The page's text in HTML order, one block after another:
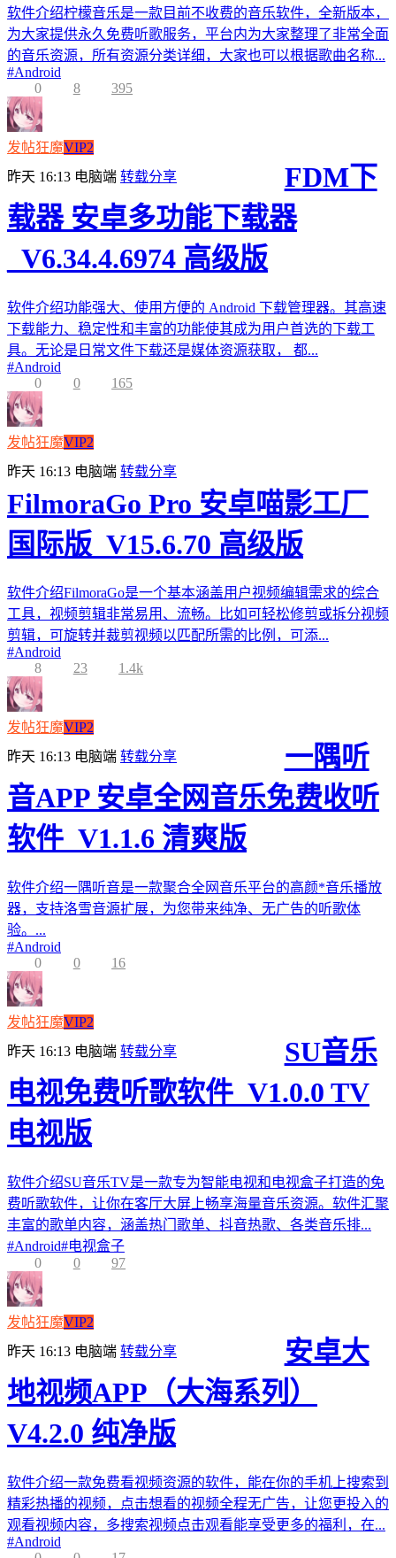
软件介绍柠檬音乐是一款目前不收费的音乐软件，全新版本，
为大家提供永久免费听歌服务，平台内为大家整理了非常全面
的音乐资源，所有资源分类详细，大家也可以根据歌曲名称...
#Android
0
8 395
发帖狂魔VIP2
昨天 16:13 电脑端 转载分享
FDM下
载器 安卓多功能下载器
_V6.34.4.6974 高级版
软件介绍功能强大、使用方便的 Android 下载管理器。其高速
下载能力、稳定性和丰富的功能使其成为用户首选的下载工
具。无论是日常文件下载还是媒体资源获取， 都...
#Android
0
0 165
发帖狂魔VIP2
昨天 16:13 电脑端 转载分享
FilmoraGo Pro 安卓喵影工厂
国际版_V15.6.70 高级版
软件介绍FilmoraGo是一个基本涵盖用户视频编辑需求的综合
工具，视频剪辑非常易用、流畅。比如可轻松修剪或拆分视频
剪辑，可旋转并裁剪视频以匹配所需的比例，可添...
#Android
8
23 1.4k
发帖狂魔VIP2
昨天 16:13 电脑端 转载分享
一隅听
音APP 安卓全网音乐免费收听
软件_V1.1.6 清爽版
软件介绍一隅听音是一款聚合全网音乐平台的高颜*音乐播放
器，支持洛雪音源扩展，为您带来纯净、无广告的听歌体
验。...
#Android
0
0 16
发帖狂魔VIP2
昨天 16:13 电脑端 转载分享
SU音乐
电视免费听歌软件_V1.0.0 TV
电视版
软件介绍SU音乐TV是一款专为智能电视和电视盒子打造的免
费听歌软件，让你在客厅大屏上畅享海量音乐资源。软件汇聚
丰富的歌单内容，涵盖热门歌单、抖音热歌、各类音乐排...
#Android#电视盒子
0
0 97
发帖狂魔VIP2
昨天 16:13 电脑端 转载分享
安卓大
地视频APP（大海系列）
V4.2.0 纯净版
软件介绍一款免费看视频资源的软件，能在你的手机上搜索到
精彩热播的视频，点击想看的视频全程无广告，让您更投入的
观看视频内容，多搜索视频点击观看能享受更多的福利，在...
#Android